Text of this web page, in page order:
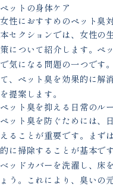
ペットの身体ケア
女性におすすめのペット臭
本セクションでは、女性の
策について紹介します。ペ
で気になる問題の一つです
て、ペット臭を効果的に解
を提案します。
ペット臭を抑える日常のル
ペット臭を防ぐためには、
えることが重要です。まず
的に掃除することが基本で
ベッドカバーを洗濯し、床
ょう。これにより、臭いの